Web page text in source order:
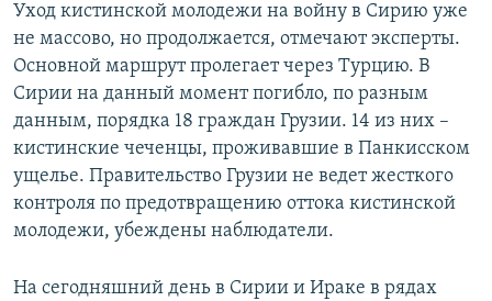
Уход кистинской молодежи на войну в Сирию уже
не массово, но продолжается, отмечают эксперты.
Основной маршрут пролегает через Турцию. В
Сирии на данный момент погибло, по разным
данным, порядка 18 граждан Грузии. 14 из них –
кистинские чеченцы, проживавшие в Панкисском
ущелье. Правительство Грузии не ведет жесткого
контроля по предотвращению оттока кистинской
молодежи, убеждены наблюдатели.
На сегодняшний день в Сирии и Ираке в рядах